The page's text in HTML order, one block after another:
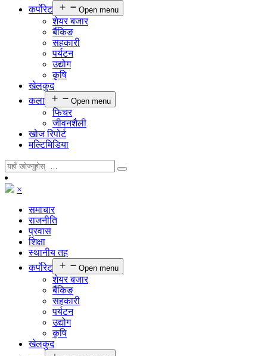
कर्पाेरेट
Open menu
शेयर बजार
बैंकिङ
सहकारी
पर्यटन
उद्योग
कृषि
खेलकुद
कला
Open menu
फिचर
जीवनशैली
खोज रिपोर्ट
मल्टिमिडिया
×
समाचार
राजनीति
प्रवास
शिक्षा
स्थानीय तह
कर्पाेरेट
Open menu
शेयर बजार
बैंकिङ
सहकारी
पर्यटन
उद्योग
कृषि
खेलकुद